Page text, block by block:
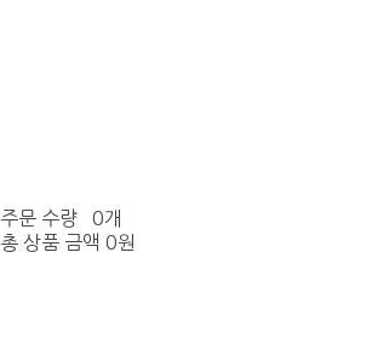
주문 수량
0개
총 상품 금액 0원